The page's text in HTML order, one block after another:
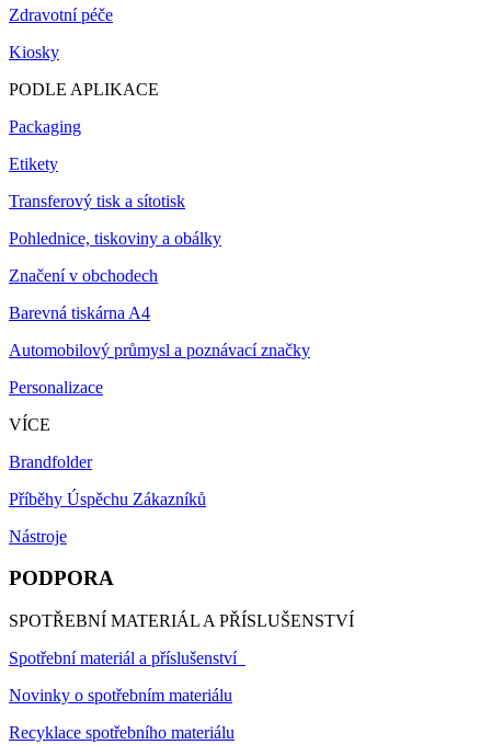
Zdravotní péče
Kiosky
PODLE APLIKACE
Packaging
Etikety
Transferový tisk a sítotisk
Pohlednice, tiskoviny a obálky
Značení v obchodech
Barevná tiskárna A4
Automobilový průmysl a poznávací značky
Personalizace
VÍCE
Brandfolder
Příběhy Úspěchu Zákazníků
Nástroje
PODPORA
SPOTŘEBNÍ MATERIÁL A PŘÍSLUŠENSTVÍ
Spotřební materiál a příslušenství
Novinky o spotřebním materiálu
Recyklace spotřebního materiálu